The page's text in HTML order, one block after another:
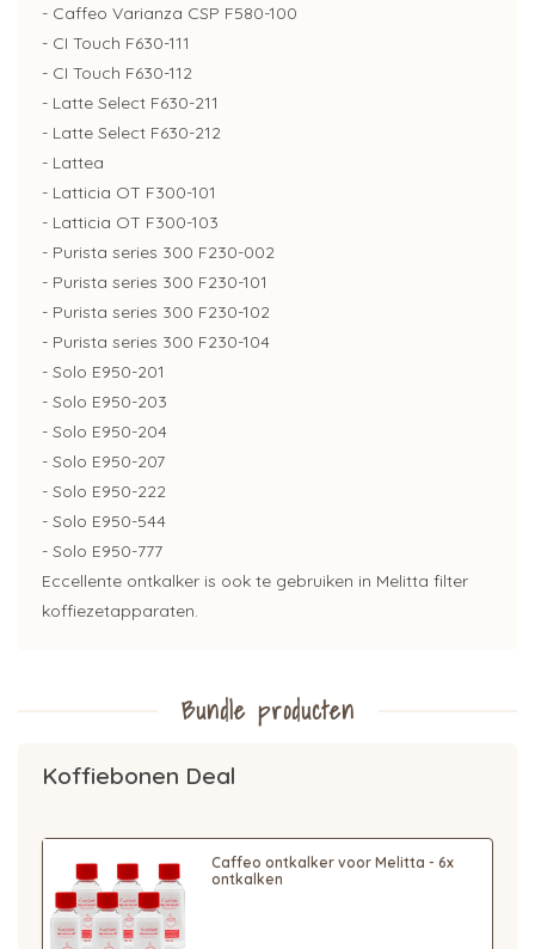
- Caffeo Varianza CSP F580-100
- CI Touch F630-111
- CI Touch F630-112
- Latte Select F630-211
- Latte Select F630-212
- Lattea
- Latticia OT F300-101
- Latticia OT F300-103
- Purista series 300 F230-002
- Purista series 300 F230-101
- Purista series 300 F230-102
- Purista series 300 F230-104
- Solo E950-201
- Solo E950-203
- Solo E950-204
- Solo E950-207
- Solo E950-222
- Solo E950-544
- Solo E950-777
Eccellente ontkalker is ook te gebruiken in Melitta filter
koffiezetapparaten.
Bundle producten
Koffiebonen Deal
Caffeo ontkalker voor Melitta - 6x
ontkalken